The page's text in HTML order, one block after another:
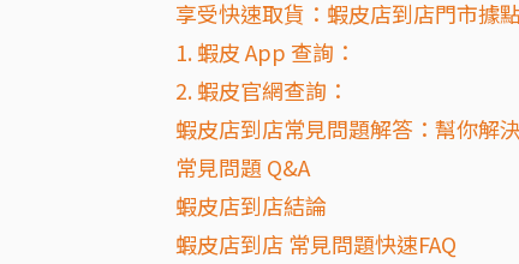
享受快速取貨：蝦皮店到店門市據
1. 蝦皮 App 查詢：
2. 蝦皮官網查詢：
蝦皮店到店常見問題解答：幫你解
常見問題 Q&A
蝦皮店到店結論
蝦皮店到店 常見問題快速FAQ